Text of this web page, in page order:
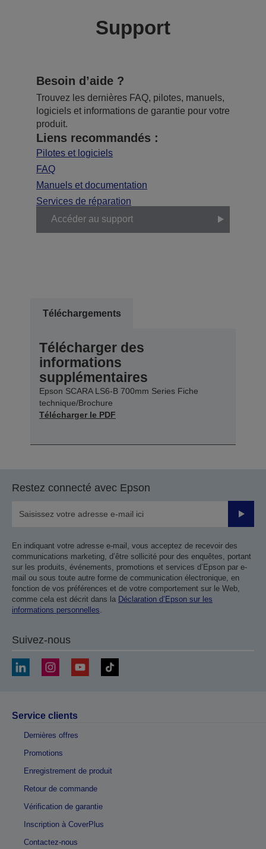
Support
Besoin d’aide ?
Trouvez les dernières FAQ, pilotes, manuels,
logiciels et informations de garantie pour votre
produit.
Liens recommandés :
Pilotes et logiciels
FAQ
Manuels et documentation
Services de réparation
Accéder au support
Téléchargements
Télécharger des
informations
supplémentaires
Epson SCARA LS6-B 700mm Series Fiche
technique/Brochure
Télécharger le PDF
Restez connecté avec Epson
Valider
En indiquant votre adresse e-mail, vous acceptez de recevoir des
communications marketing, d’être sollicité pour des enquêtes, portant
sur les produits, événements, promotions et services d’Epson par e-
mail ou sous toute autre forme de communication électronique, en
fonction de vos préférences et de votre comportement sur le Web,
comme cela est décrit dans la Déclaration d’Epson sur les
informations personnelles
Suivez-nous
Service clients
Dernières offres
Promotions
Enregistrement de produit
Retour de commande
Vérification de garantie
Inscription à CoverPlus
Contactez-nous